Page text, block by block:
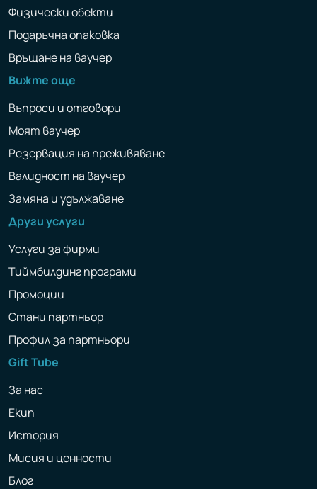
Физически обекти
Подаръчна опаковка
Връщане на ваучер
Вижте още
Въпроси и отговори
Моят ваучер
Резервация на преживяване
Валидност на ваучер
Замяна и удължаване
Други услуги
Услуги за фирми
Тиймбилдинг програми
Промоции
Стани партньор
Профил за партньори
Gift Tube
За нас
Екип
История
Мисия и ценности
Блог